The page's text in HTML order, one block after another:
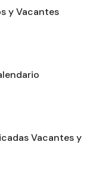
y Vacantes
Vacantes y